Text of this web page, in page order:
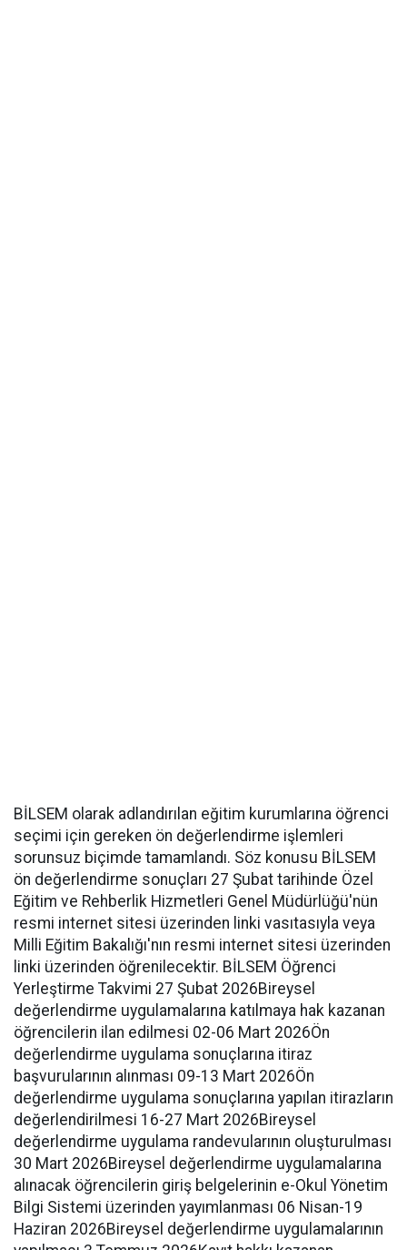
BİLSEM olarak adlandırılan eğitim kurumlarına öğrenci
seçimi için gereken ön değerlendirme işlemleri
sorunsuz biçimde tamamlandı. Söz konusu BİLSEM
ön değerlendirme sonuçları 27 Şubat tarihinde Özel
Eğitim ve Rehberlik Hizmetleri Genel Müdürlüğü'nün
resmi internet sitesi üzerinden linki vasıtasıyla veya
Milli Eğitim Bakalığı'nın resmi internet sitesi üzerinden
linki üzerinden öğrenilecektir. BİLSEM Öğrenci
Yerleştirme Takvimi 27 Şubat 2026Bireysel
değerlendirme uygulamalarına katılmaya hak kazanan
öğrencilerin ilan edilmesi 02-06 Mart 2026Ön
değerlendirme uygulama sonuçlarına itiraz
başvurularının alınması 09-13 Mart 2026Ön
değerlendirme uygulama sonuçlarına yapılan itirazların
değerlendirilmesi 16-27 Mart 2026Bireysel
değerlendirme uygulama randevularının oluşturulması
30 Mart 2026Bireysel değerlendirme uygulamalarına
alınacak öğrencilerin giriş belgelerinin e-Okul Yönetim
Bilgi Sistemi üzerinden yayımlanması 06 Nisan-19
Haziran 2026Bireysel değerlendirme uygulamalarının